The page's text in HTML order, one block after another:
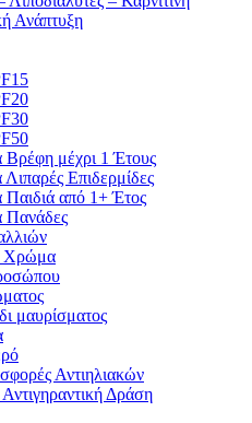
Ανάπτυξη
Βρέφη μέχρι 1 Έτους
Λιπαρές Επιδερμίδες
Παιδιά από 1+ Έτος
Πανάδες
Χρώμα
μαυρίσματος
Αντιηλιακών
Δράση